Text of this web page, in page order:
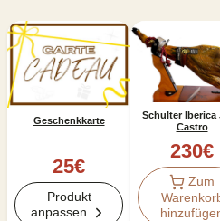
Geschenkkarte
25€
Produkt
anpassen
Schulter Iberica
Castro
230€
Zum